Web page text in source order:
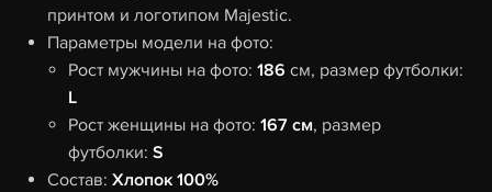
принтом и логотипом Majestic.
Параметры модели на фото:
Рост мужчины на фото:186 см, размер футболки:
L
Рост женщины на фото:167 см, размер
футболки:S
Состав:Хлопок 100%